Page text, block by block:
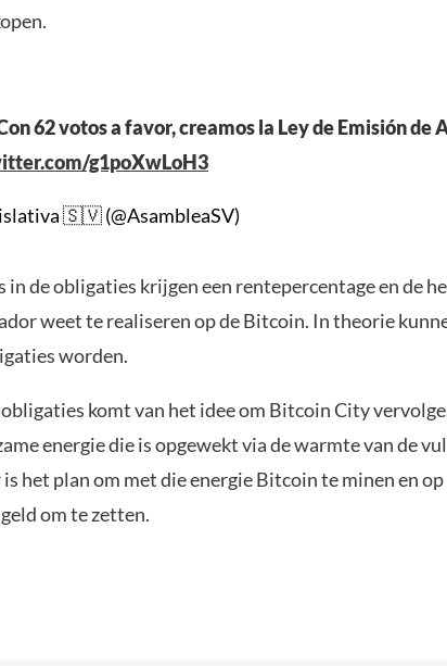
62 votos a favor, creamos la Ley de Emisión de
g1poXwLoH3
🇸🇻 (@AsambleaSV)
in de obligaties krijgen een rentepercentage en de
weet te realiseren op de Bitcoin. In theorie
worden.
komt van het idee om Bitcoin City
energie die is opgewekt via de warmte van de
het plan om met die energie Bitcoin te minen en
om te zetten.